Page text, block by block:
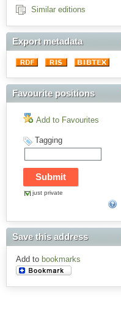
Similar editions
Export metadata
Favourite positions
Add to Favourites
Tagging
just private
Save this address
Add to bookmarks